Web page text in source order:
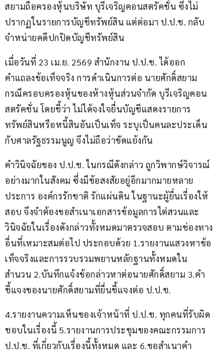
สยามถือครองหุ้นบริษัท บุรีเจริญคอนสตรัคชั่น ซึ่งไม่
ปรากฏในรายการบัญชีทรัพย์สิน แต่ต่อมา ป.ป.ช. กลับ
จำหน่ายคดีปกปิดบัญชีทรัพย์สิน
เมื่อวันที่ 23 เม.ย. 2569 สำนักงาน ป.ป.ช. ได้ออก
คำแถลงข้อเท็จจริง การดำเนินการต่อ นายศักดิ์สยาม
กรณีครอบครองหุ้นของห้างหุ้นส่วนจำกัด บุรีเจริญคอน
สตรัคชั่น โดยชี้ว่า ไม่ได้จงใจยื่นบัญชีแสดงรายการ
ทรัพย์สินหรือหนี้สินอันเป็นเท็จ ระบุเป็นคนละประเด็น
กับศาลรัฐธรรมนูญ จึงไม่ถือว่าขัดแย้งกัน
คำวินิจฉัยของ ป.ป.ช. ในกรณีดังกล่าว ถูกวิพากษ์วิจารณ์
อย่างมากในสังคม ซึ่งมีข้อสงสัยอยู่อีกมากมายหลาย
ประการ องค์กรรักชาติ รักแผ่นดิน ในฐานะผู้ยื่นเรื่องให้
สอบ จึงจำต้องขอสำเนาเอกสารข้อมูลการไต่สวนและ
วินิจฉัยในเรื่องดังกล่าวทั้งหมดมาตรวจสอบ ตามช่องทาง
อื่นที่เหมาะสมต่อไป ประกอบด้วย 1.รายงานแสวงหาข้อ
เท็จจริงและการรวบรวมพยานหลักฐานทั้งหมดใน
สำนวน 2.บันทึกแจ้งข้อกล่าวหาต่อนายศักดิ์สยาม 3.คำ
ชี้แจงของนายศักดิ์สยามที่ยื่นชี้แจงต่อ ป.ป.ช.
4.รายงานความเห็นของเจ้าหน้าที่ ป.ป.ช. ทุกคนที่รับผิด
ชอบในเรื่องนี้ 5.รายงานการประชุมของคณะกรรมการ
ป.ป.ช. ที่เกี่ยวกับเรื่องนี้ทั้งหมด และ 6.ขอสำเนาคำ